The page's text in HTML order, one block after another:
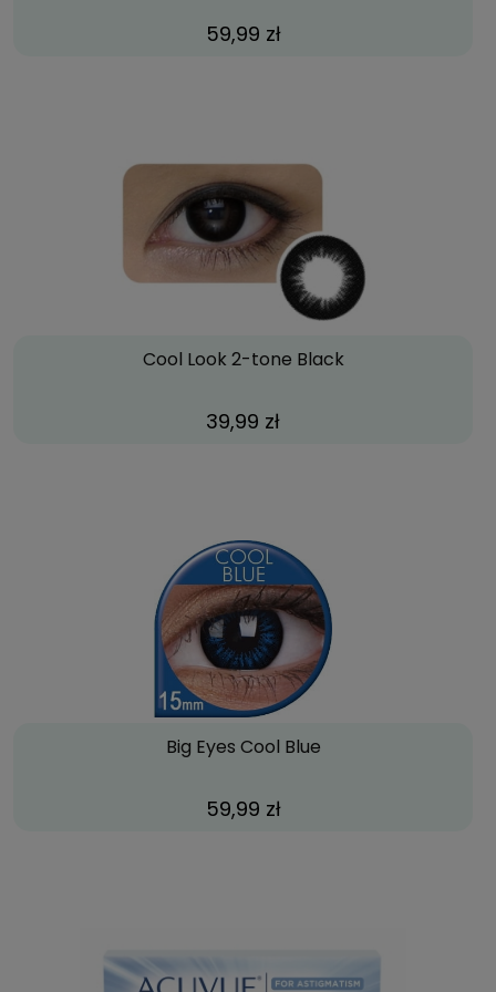
59,99 zł
Cool Look 2-tone Black
39,99 zł
Big Eyes Cool Blue
59,99 zł